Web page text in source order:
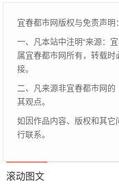
宜春都市网版权与免责声明：
一、凡本站中注明“来源：
属宜春都市网所有，转载时
接。
二、凡来源非宜春都市网的
其观点。
如因作品内容、版权和其
行联系。
滚动图文